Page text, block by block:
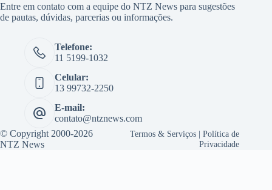
Entre em contato com a equipe do NTZ News para sugestões
de pautas, dúvidas, parcerias ou informações.
Telefone:
11 5199-1032
Celular:
13 99732-2250
E-mail:
contato@ntznews.com
© Copyright 2000-2026
NTZ News
Termos & Serviços |Política de
Privacidade